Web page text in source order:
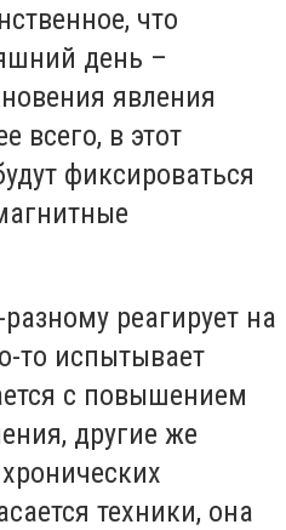
что
день –
явления
всего, в этот
фиксироваться
реагирует на
то испытывает
с повышением
другие же
техники, она